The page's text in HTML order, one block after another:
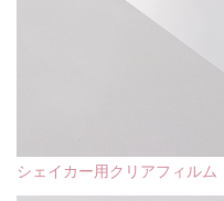
シェイカー用クリアフィルム